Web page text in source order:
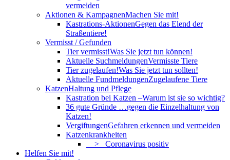
vermeiden
Aktionen & KampagnenMachen Sie mit!
Kastrations-AktionenGegen das Elend der
Straßentiere!
Vermisst / Gefunden
Tier vermisst!Was Sie jetzt tun können!
Aktuelle SuchmeldungenVermisste Tiere
Tier zugelaufen!Was Sie jetzt tun sollten!
Aktuelle FundmeldungenZugelaufene Tiere
KatzenHaltung und Pflege
Kastration bei Katzen –Warum ist sie so wichtig?
36 gute Gründe …gegen die Einzelhaltung von
Katzen!
VergiftungenGefahren erkennen und vermeiden
Katzenkrankheiten
> Coronavirus positiv
Helfen Sie mit!